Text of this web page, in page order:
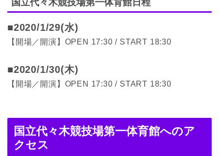
国立代々木競技場第一体育館日程
■2020/1/29(水)
【開場／開演】OPEN 17:30 / START 18:30
■2020/1/30(木)
【開場／開演】OPEN 17:30 / START 18:30
国立代々木競技場第一体育館へのア
クセス